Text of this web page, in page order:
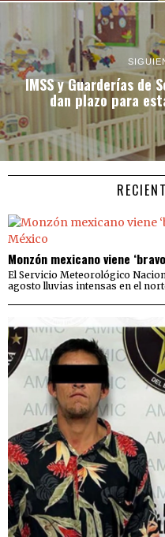
IMSS y Guarderías de
dan plazo para
Monzón mexicano viene
El Servicio Meteorológico
agosto lluvias intensas en el